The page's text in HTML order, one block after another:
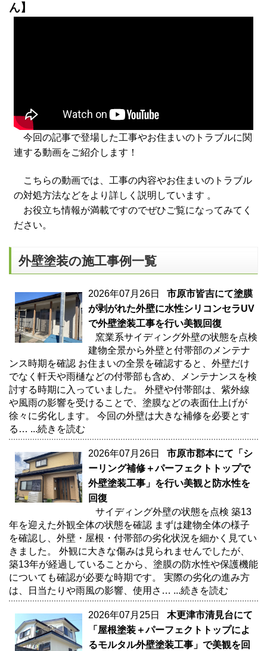
ん】
今回の記事で登場した工事やお住まいのトラブルに関
連する動画をご紹介します！
こちらの動画では、工事の内容やお住まいのトラブル
の対処方法などをより詳しく説明しています 。
お役立ち情報が満載ですのでぜひご覧になってみてく
ださい。
外壁塗装の施工事例一覧
2026年07月26日 市原市皆吉にて塗膜
が剥がれた外壁に水性シリコンセラUV
で外壁塗装工事を行い美観回復
窯業系サイディング外壁の状態を点検
建物全景から外壁と付帯部のメンテナ
ンス時期を確認 お住まいの全景を確認すると、外壁だけ
でなく軒天や雨樋などの付帯部も含め、メンテナンスを検
討する時期に入っていました。 外壁や付帯部は、紫外線
や風雨の影響を受けることで、塗膜などの表面仕上げが
徐々に劣化します。 今回の外壁は大きな補修を必要とす
る… ...続きを読む
2026年07月26日 市原市郡本にて「シ
ーリング補修＋パーフェクトトップで
外壁塗装工事」を行い美観と防水性を
回復
サイディング外壁の状態を点検 築13
年を迎えた外観全体の状態を確認 まずは建物全体の様子
を確認し、外壁・屋根・付帯部の劣化状況を細かく見てい
きました。 外観に大きな傷みは見られませんでしたが、
築13年が経過していることから、塗膜の防水性や保護機能
についても確認が必要な時期です。 実際の劣化の進み方
は、日当たりや雨風の影響、使用さ… ...続きを読む
2026年07月25日 木更津市清見台にて
「屋根塗装＋パーフェクトトップによ
るモルタル外壁塗装工事」で美観を回